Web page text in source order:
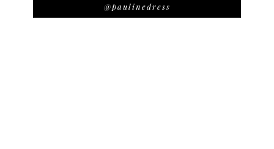
@paulinedress